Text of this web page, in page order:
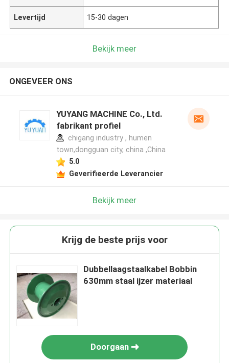
Levertijd 15-30 dagen
Bekijk meer
ONGEVEER ONS
YUYANG MACHINE Co., Ltd.
fabrikant profiel
chigang industry , humen
town,dongguan city, china ,China
5.0
Geverifieerde Leverancier
Bekijk meer
Krijg de beste prijs voor
Dubbellaagstaalkabel Bobbin
630mm staal ijzer materiaal
Doorgaan